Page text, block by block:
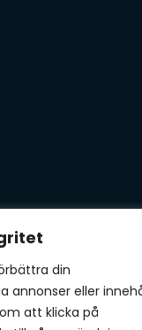
din
annonser eller
att klicka på